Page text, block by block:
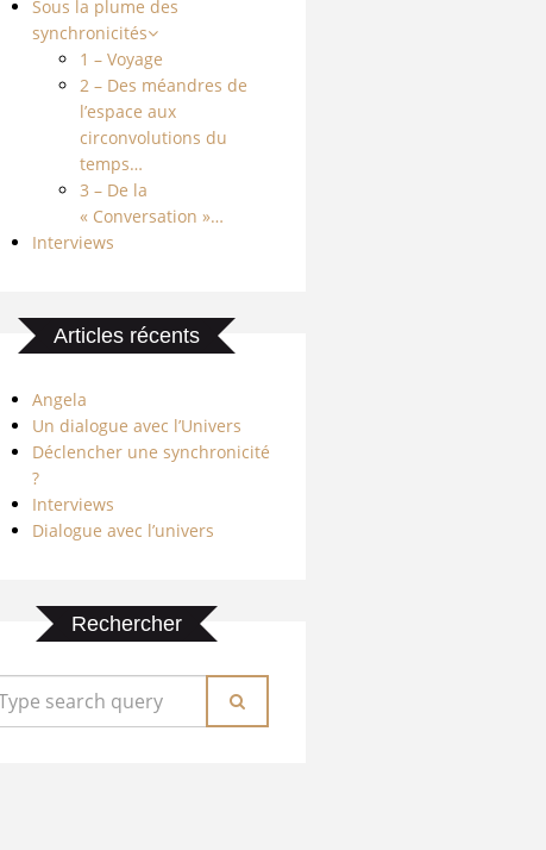
Sous la plume des
synchronicités
1 – Voyage
2 – Des méandres de
l’espace aux
circonvolutions du
temps…
3 – De la
« Conversation »…
Interviews
Articles récents
Angela
Un dialogue avec l’Univers
Déclencher une synchronicité
?
Interviews
Dialogue avec l’univers
Rechercher